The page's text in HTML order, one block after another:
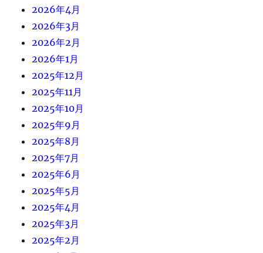
2026年4月
2026年3月
2026年2月
2026年1月
2025年12月
2025年11月
2025年10月
2025年9月
2025年8月
2025年7月
2025年6月
2025年5月
2025年4月
2025年3月
2025年2月